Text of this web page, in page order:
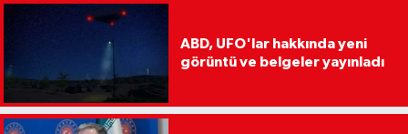
ABD, UFO'lar hakkında yeni
görüntü ve belgeler yayınladı